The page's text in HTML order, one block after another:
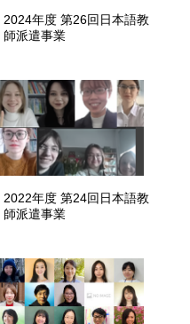
2024年度 第26回日本語教
師派遣事業
2022年度 第24回日本語教
師派遣事業